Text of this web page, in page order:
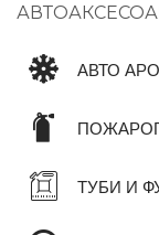
АВТО
ТУБИ И